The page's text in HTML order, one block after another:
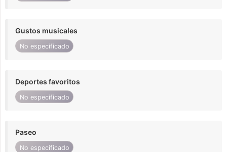
Gustos musicales
No especificado
Deportes favoritos
No especificado
Paseo
No especificado